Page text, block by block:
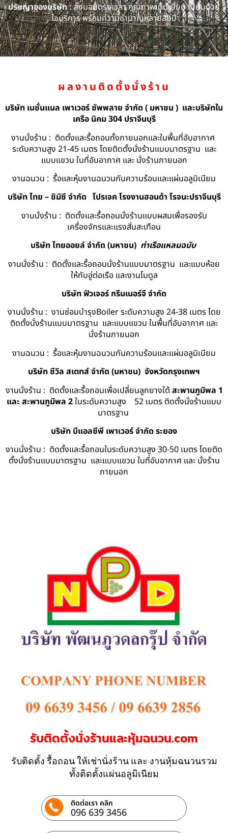
ปรัชญาของบริษัท :ส่งมอบตรงเวลา คุณภาพเต็มเยี่ยม เปี่ยมด้วย
ใจบริการ พร้อมความชำนาญหลายสิบปี
ผลงานติดตั้งนั่งร้าน
บริษัท เนชั่นแนล เพาเวอร์ ซัพพลาย จำกัด ( มหาชน ) และบริษัทใน
เครือ นิคม 304 ปราจีนบุรี
งานนั่งร้าน : ติดตั้งและรื้อถอนทั้งภายนอกและในพื้นที่อับอากาศ
ระดับความสูง 21-45 เมตร โดยติดตั้งนั่งร้านแบบมาตรฐาน และ
แบบแขวน ในที่อับอากาศ และ นั่งร้านภายนอก
งานฉนวน : รื้อและหุ้มงานฉนวนกันความร้อนและแผ่นอลูมิเนียม
บริษัท ไทย – ชิมิซึ จำกัด โปรเจค โรงงานฮอนด้า โรจนะปราจีนบุรี
งานนั่งร้าน : ติดตั้งและรื้อถอนนั่งร้านแบบผสมเพื่อรองรับ
เครื่องจักรและแรงสั่นสะเทือน
บริษัท ไทยออยล์ จํากัด (มหาชน) ท่าเรือแหลมฉบับ
งานนั่งร้าน : ติดตั้งและรื้อถอนนั่งร้านแบบมาตรฐาน และแบบห้อย
ให้กับอู่ต่อเรือ และงานโมดูล
บริษัท ฟิวเจอร์ กรีนเนอร์จี จำกัด
งานนั่งร้าน : งานซ่อมบำรุงBoiler ระดับความสูง 24-38 เมตร โดย
ติดตั้งนั่งร้านแบบมาตรฐาน และแบบแขวน ในพื้นที่อับอากาศ และ
นั่งร้านภายนอก
งานฉนวน : รื้อและหุ้มงานฉนวนกันความร้อนและแผ่นอลูมิเนียม
บริษัท ซีวิล สเตทส์ จำกัด (มหาชน) จังหวัดกรุงเทพฯ
งานนั่งร้าน : ติดตั้งและรื้อถอนเพื่อเปลี่ยนลูกยางใต้ สะพานภูมิพล 1
และ สะพานภูมิพล 2ในระดับความสูง 52 เมตร ติดตั้งนั่งร้านแบบ
มาตรฐาน
บริษัท บีแอลซีพี เพาเวอร์ จำกัด ระยอง
งานนั่งร้าน : ติดตั้งและรื้อถอนในระดับความสูง 30-50 เมตร โดยติด
ตั้งนั่งร้านแบบมาตรฐาน และแบบแขวน ในที่อับอากาศ และ นั่งร้าน
ภายนอก
รับติดตั้งนั่งร้านและหุ้มฉนวน.com
รับติดตั้ง รื้อถอน ให้เช่านั่งร้าน และ งานหุ้มฉนวนรวม
ทั้งติดตั้งแผ่นอลูมิเนียม
ติดต่อเรา คลิก
096 639 3456